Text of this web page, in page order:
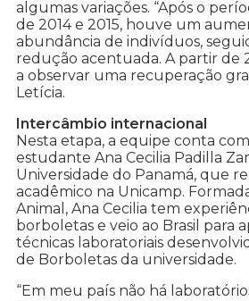
algumas variações. “Após o
de 2014 e 2015, houve um
abundância de indivíduos,
redução acentuada. A partir de
a observar uma recuperação
Letícia.
Intercâmbio internacional
Nesta etapa, a equipe conta
estudante Ana Cecilia Padilla
Universidade do Panamá, que
acadêmico na Unicamp.
Animal, Ana Cecilia tem
borboletas e veio ao Brasil para
técnicas laboratoriais
de Borboletas da universidade.
“Em meu país não há